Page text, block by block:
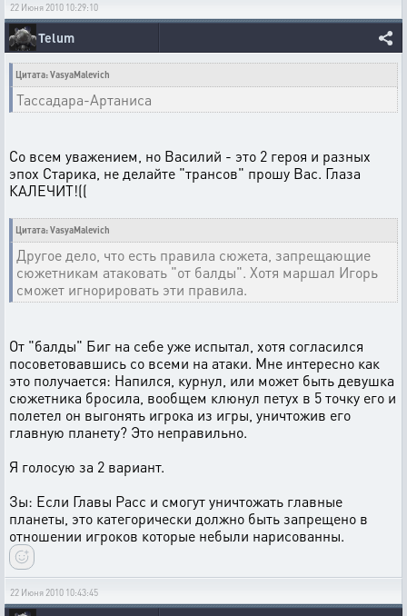
22 Июня 2010 10:29:10
Telum
Цитата: VasyaMalevich
Тассадара-Артаниса
Со всем уважением, но Василий - это 2 героя и разных
эпох Старика, не делайте "трансов" прошу Вас. Глаза
КАЛЕЧИТ!((
Цитата: VasyaMalevich
Другое дело, что есть правила сюжета, запрещающие
сюжетникам атаковать "от балды". Хотя маршал Игорь
сможет игнорировать эти правила.
От "балды" Биг на себе уже испытал, хотя согласился
посоветовавшись со всеми на атаки. Мне интересно как
это получается: Напился, курнул, или может быть девушка
сюжетника бросила, вообщем клюнул петух в 5 точку его и
полетел он выгонять игрока из игры, уничтожив его
главную планету? Это неправильно.
Я голосую за 2 вариант.
Зы: Если Главы Расс и смогут уничтожать главные
планеты, это категорически должно быть запрещено в
отношении игроков которые небыли нарисованны.
22 Июня 2010 10:43:45